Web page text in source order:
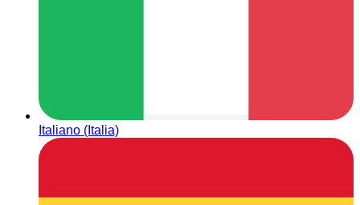
Italiano (Italia)